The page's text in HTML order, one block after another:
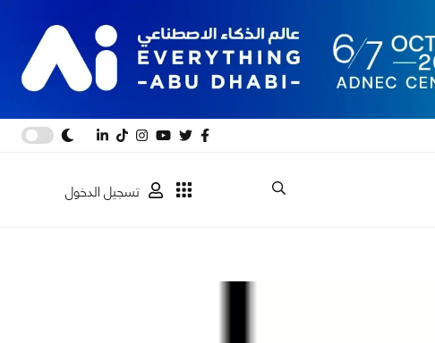
تسجيل الدخول